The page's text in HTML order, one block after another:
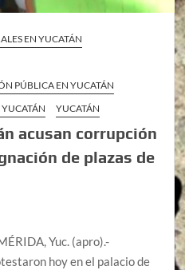
EN YUCATÁN
PÚBLICA EN YUCATÁN
YUCATÁN
YUCATÁN
acusan corrupción
de plazas de
Yuc. (apro).-
hoy en el palacio de